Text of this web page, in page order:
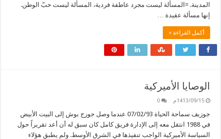
المدينة. =المسألة ليست مجرد عاطفة فردية، المسألة ليست حبّ الوطن.
إنها مسألة عقيدة …
أكمل القراءة »
الوصايا الأميركية
1413/09/15م 0
جوزيف سماحة الحياة 07/02/93 عندما وصل جورج بوش إلى البيت الأبيض
في 1988 انتقل معه إلى الإدارة فريق كامل كان سبق له أن أعد تقريراً حول
السياسة الأميركية الواجب تنفيذها في الشرق الأوسط. ولم يطبق هؤلاء